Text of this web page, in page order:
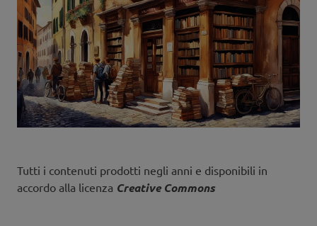
Tutti i contenuti prodotti negli anni e disponibili in
accordo alla licenza Creative Commons